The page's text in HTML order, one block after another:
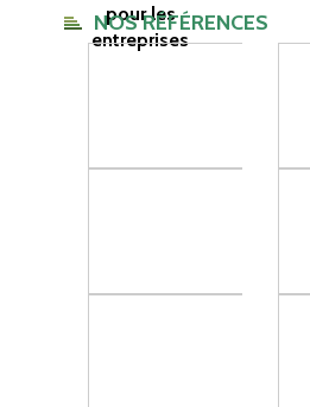
pour les
entreprises
NOS RÉFÉRENCES